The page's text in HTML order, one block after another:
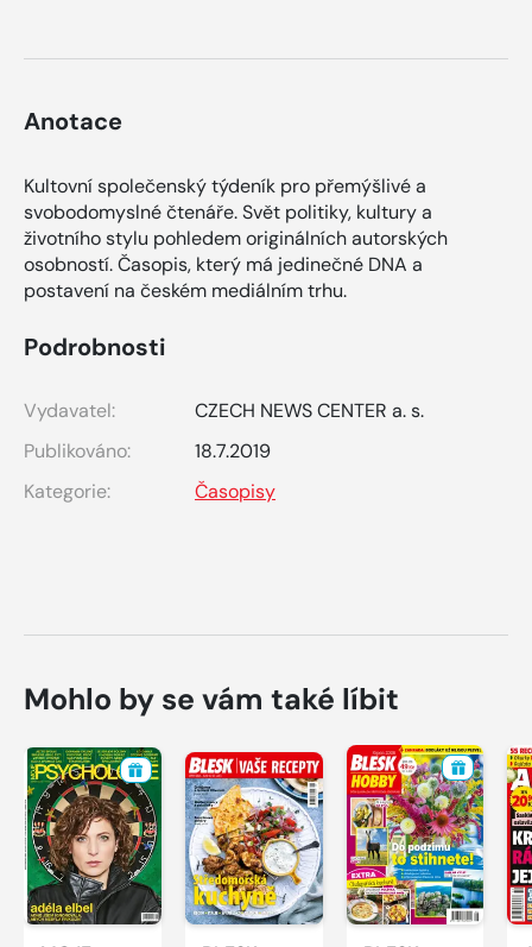
Anotace
Kultovní společenský týdeník pro přemýšlivé a
svobodomyslné čtenáře. Svět politiky, kultury a
životního stylu pohledem originálních autorských
osobností. Časopis, který má jedinečné DNA a
postavení na českém mediálním trhu.
Podrobnosti
Vydavatel:
CZECH NEWS CENTER a. s.
Publikováno:
18.7.2019
Kategorie:
Časopisy
Mohlo by se vám také líbit